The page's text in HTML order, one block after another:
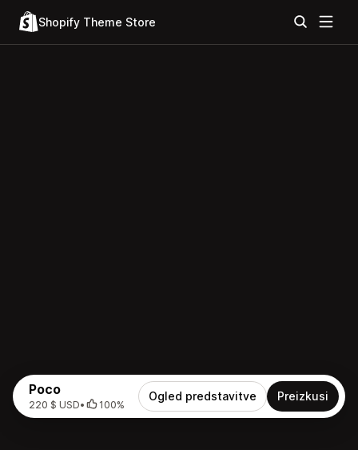
Shopify Theme Store
Poco
220 $ USD• 100%
Ogled predstavitve Preizkusi